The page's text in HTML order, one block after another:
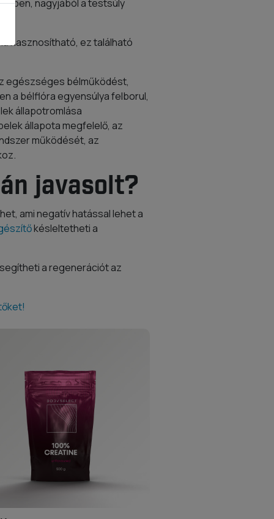
nagyjából a testsúly
hasznosítható, ez található
egészséges bélműködést,
a bélflóra egyensúlya felborul,
állapotromlása
állapota megfelelő, az
működését, az
javasolt?
ami negatív hatással lehet a
késleltetheti a
a regenerációt az